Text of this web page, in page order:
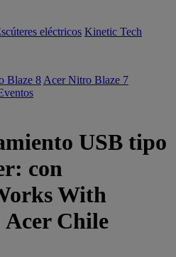
eléctricos Kinetic Tech
Blaze 8 Acer Nitro Blaze 7
USB tipo
con
With
Acer Chile